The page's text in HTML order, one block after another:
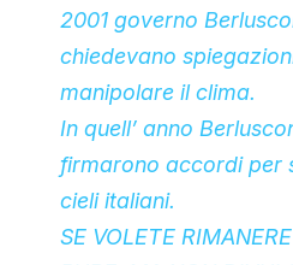
2001 governo
chiedevano
manipolare il clima.
In quell’ anno
firmarono accordi per
cieli italiani.
SE VOLETE